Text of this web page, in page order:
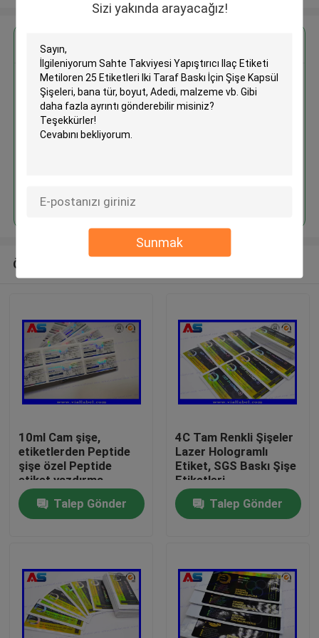
Sizi yakında arayacağız!
Sunmak
Ürünler
Hakkımızda
Sahte Takviyesi Yapıştırıcı Ilaç
Etiketi Metiloren 25 Etiketleri Iki
Şişeleri
Önerilen Ürünler
10ml Cam şişe,
etiketlerden Peptide
şişe özel Peptide
etiket yazdırma
Talep Gönder
4C Tam Renkli Şişeler
Lazer Hologramlı
Etiket, SGS Baskı Şişe
Etiketleri
Talep Gönder